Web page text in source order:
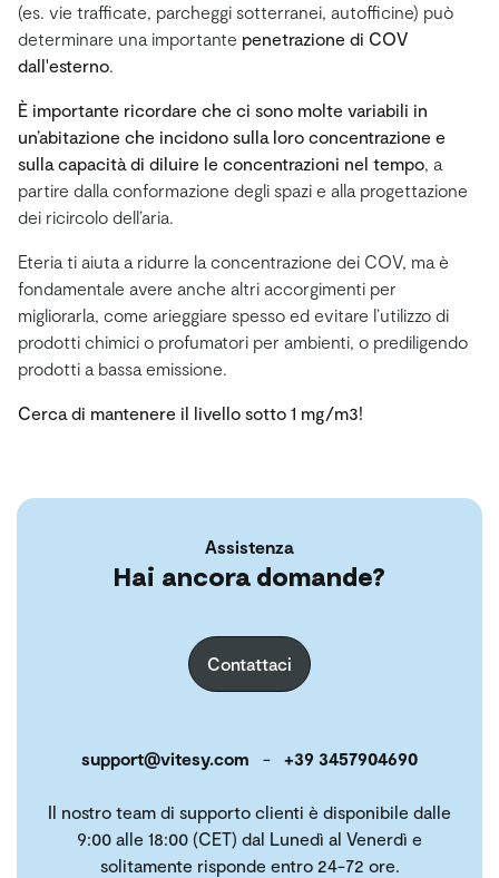
(es. vie trafficate, parcheggi sotterranei, autofficine) può
determinare una importante penetrazione di COV
dall'esterno.
È importante ricordare che ci sono molte variabili in
un’abitazione che incidono sulla loro concentrazione e
sulla capacità di diluire le concentrazioni nel tempo, a
partire dalla conformazione degli spazi e alla progettazione
dei ricircolo dell’aria.
Eteria ti aiuta a ridurre la concentrazione dei COV, ma è
fondamentale avere anche altri accorgimenti per
migliorarla, come arieggiare spesso ed evitare l’utilizzo di
prodotti chimici o profumatori per ambienti, o prediligendo
prodotti a bassa emissione.
Cerca di mantenere il livello sotto 1 mg/m3!
Assistenza
Hai ancora domande?
Contattaci
support@vitesy.com - +39 3457904690
Il nostro team di supporto clienti è disponibile dalle
9:00 alle 18:00 (CET) dal Lunedì al Venerdì e
solitamente risponde entro 24-72 ore.